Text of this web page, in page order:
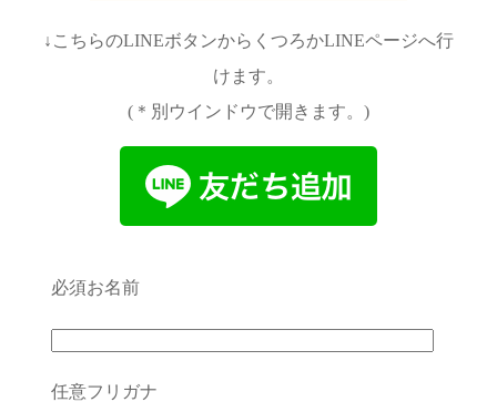
↓こちらのLINEボタンからくつろかLINEページへ行
けます。
(＊別ウインドウで開きます。)
必須お名前
任意フリガナ